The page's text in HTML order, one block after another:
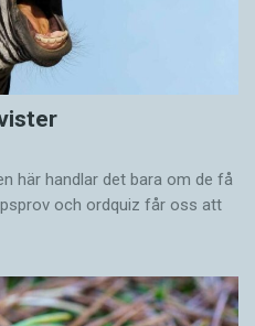
här handlar det bara om de få
och ordquiz får oss att